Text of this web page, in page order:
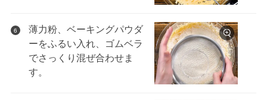
6
薄力粉、ベーキングパウダ
ーをふるい入れ、ゴムベラ
でさっくり混ぜ合わせま
す。